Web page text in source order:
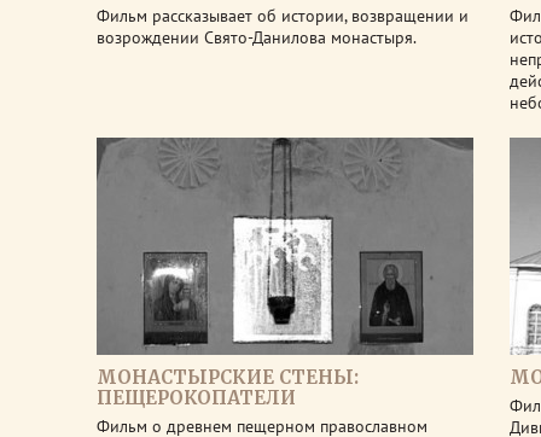
Фильм рассказывает об истории, возвращении и
возрождении Свято-Данилова монастыря.
МОНАСТЫРСКИЕ СТЕНЫ:
ПЕЩЕРОКОПАТЕЛИ
Фильм о древнем пещерном православном